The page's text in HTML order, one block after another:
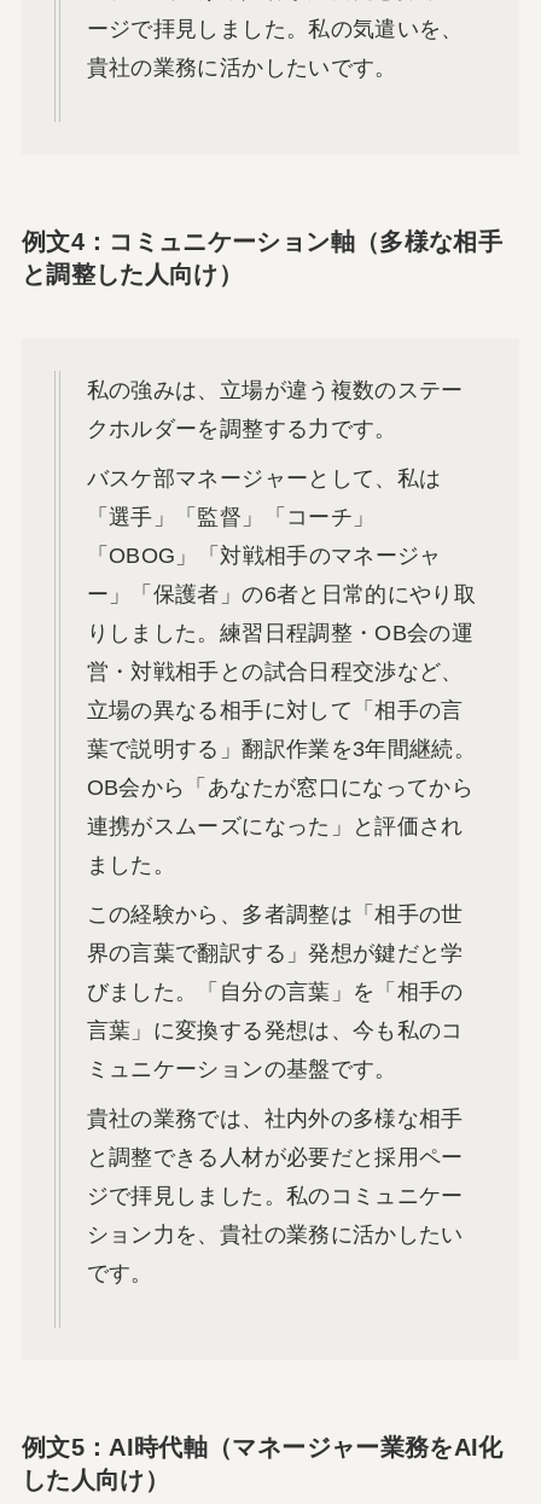
ージで拝見しました。私の気遣いを、
貴社の業務に活かしたいです。
例文4：コミュニケーション軸（多様な相手
と調整した人向け）
私の強みは、立場が違う複数のステー
クホルダーを調整する力です。
バスケ部マネージャーとして、私は
「選手」「監督」「コーチ」
「OBOG」「対戦相手のマネージャ
ー」「保護者」の6者と日常的にやり取
りしました。練習日程調整・OB会の運
営・対戦相手との試合日程交渉など、
立場の異なる相手に対して「相手の言
葉で説明する」翻訳作業を3年間継続。
OB会から「あなたが窓口になってから
連携がスムーズになった」と評価され
ました。
この経験から、多者調整は「相手の世
界の言葉で翻訳する」発想が鍵だと学
びました。「自分の言葉」を「相手の
言葉」に変換する発想は、今も私のコ
ミュニケーションの基盤です。
貴社の業務では、社内外の多様な相手
と調整できる人材が必要だと採用ペー
ジで拝見しました。私のコミュニケー
ション力を、貴社の業務に活かしたい
です。
例文5：AI時代軸（マネージャー業務をAI化
した人向け）